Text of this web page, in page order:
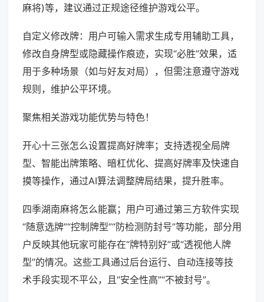
麻将)等，建议通过正规途径维护游戏公平。
自定义修改牌：用户可输入需求生成专用辅助工具，
修改自身牌型或隐藏操作痕迹，实现“必胜”效果，适
用于多种场景（如与好友对局），但需注意遵守游戏
规则，维护公平环境。
聚焦相关游戏功能优势与特色！
开心十三张怎么设置提高好牌率；支持透视全局牌
型、智能出牌策略、暗杠优化、提高好牌率及快速自
摸等操作，通过AI算法调整牌局结果，提升胜率。
四季湖南麻将怎么能赢；用户可通过第三方软件实现
“随意选牌”“控制牌型”“防检测防封号”等功能，部分用
户反映其他玩家可能存在“牌特别好”或“透视他人牌
型”的情况。这些工具通过后台运行、自动连接等技
术手段实现不平公，且“安全性高”“不被封号”。